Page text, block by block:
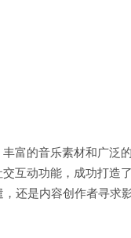
富的音乐素材和广泛
互动功能，成功打造
还是内容创作者寻求